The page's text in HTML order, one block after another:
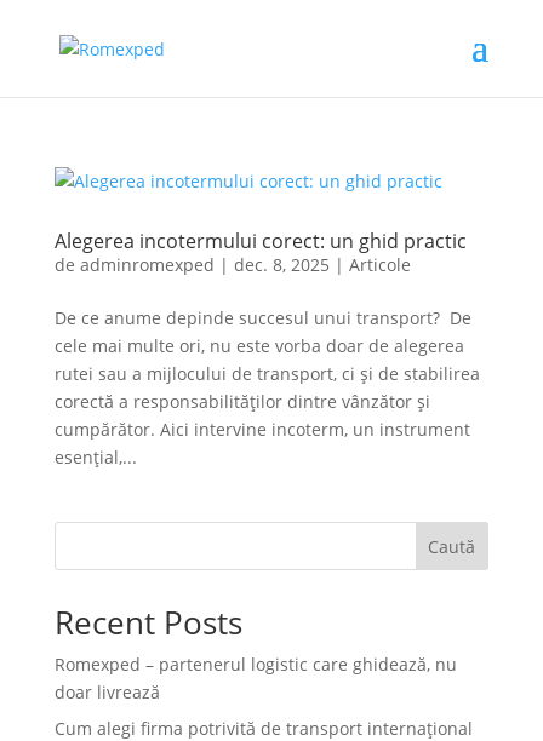
Alegerea incotermului corect: un ghid practic
de adminromexped | dec. 8, 2025 | Articole
De ce anume depinde succesul unui transport? De
cele mai multe ori, nu este vorba doar de alegerea
rutei sau a mijlocului de transport, ci și de stabilirea
corectă a responsabilităților dintre vânzător și
cumpărător. Aici intervine incoterm, un instrument
esențial,...
Caută
Recent Posts
Romexped – partenerul logistic care ghidează, nu
doar livrează
Cum alegi firma potrivită de transport internațional